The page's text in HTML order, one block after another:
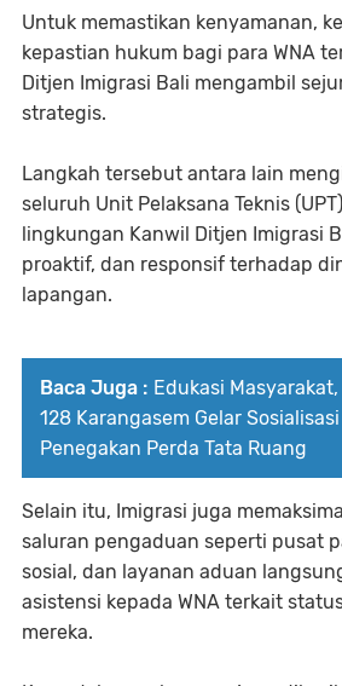
Untuk memastikan kenyamanan,
kepastian hukum bagi para WNA
Ditjen Imigrasi Bali mengambil
strategis.
Langkah tersebut antara lain
seluruh Unit Pelaksana Teknis
lingkungan Kanwil Ditjen Imigrasi
proaktif, dan responsif terhadap
lapangan.
Baca Juga : Edukasi
128 Karangasem Gelar Sosialisasi
Penegakan Perda Tata Ruang
Selain itu, Imigrasi juga
saluran pengaduan seperti pusat
sosial, dan layanan aduan
asistensi kepada WNA terkait
mereka.